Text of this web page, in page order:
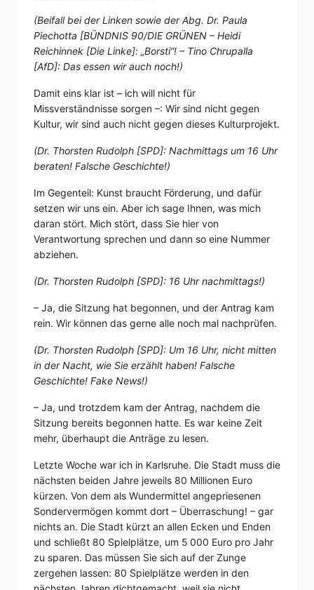
(Beifall bei der Linken sowie der Abg. Dr. Paula
Piechotta [BÜNDNIS 90/DIE GRÜNEN – Heidi
Reichinnek [Die Linke]: „Borsti“! – Tino Chrupalla
[AfD]: Das essen wir auch noch!)
Damit eins klar ist – ich will nicht für
Missverständnisse sorgen –: Wir sind nicht gegen
Kultur, wir sind auch nicht gegen dieses Kulturprojekt.
(Dr. Thorsten Rudolph [SPD]: Nachmittags um 16 Uhr
beraten! Falsche Geschichte!)
Im Gegenteil: Kunst braucht Förderung, und dafür
setzen wir uns ein. Aber ich sage Ihnen, was mich
daran stört. Mich stört, dass Sie hier von
Verantwortung sprechen und dann so eine Nummer
abziehen.
(Dr. Thorsten Rudolph [SPD]: 16 Uhr nachmittags!)
– Ja, die Sitzung hat begonnen, und der Antrag kam
rein. Wir können das gerne alle noch mal nachprüfen.
(Dr. Thorsten Rudolph [SPD]: Um 16 Uhr, nicht mitten
in der Nacht, wie Sie erzählt haben! Falsche
Geschichte! Fake News!)
– Ja, und trotzdem kam der Antrag, nachdem die
Sitzung bereits begonnen hatte. Es war keine Zeit
mehr, überhaupt die Anträge zu lesen.
Letzte Woche war ich in Karlsruhe. Die Stadt muss die
nächsten beiden Jahre jeweils 80 Millionen Euro
kürzen. Von dem als Wundermittel angepriesenen
Sondervermögen kommt dort – Überraschung! – gar
nichts an. Die Stadt kürzt an allen Ecken und Enden
und schließt 80 Spielplätze, um 5 000 Euro pro Jahr
zu sparen. Das müssen Sie sich auf der Zunge
zergehen lassen: 80 Spielplätze werden in den